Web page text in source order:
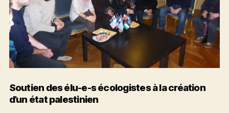
Soutien des élu-e-s écologistes à la création
d’un état palestinien